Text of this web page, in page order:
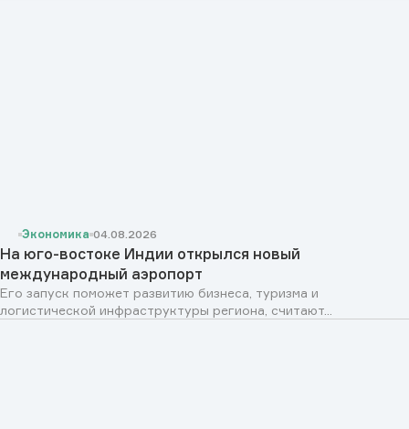
Экономика 04.08.2026
На юго-востоке Индии открылся новый
международный аэропорт
Его запуск поможет развитию бизнеса, туризма и
логистической инфраструктуры региона, считают...